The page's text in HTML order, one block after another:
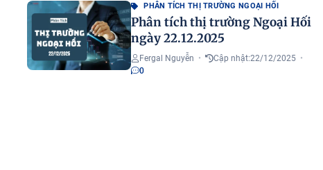
PHÂN TÍCH THỊ TRƯỜNG NGOẠI HỐI
Phân tích thị trường Ngoại Hối
ngày 22.12.2025
Fergal Nguyễn • Cập nhật:22/12/2025 •
0